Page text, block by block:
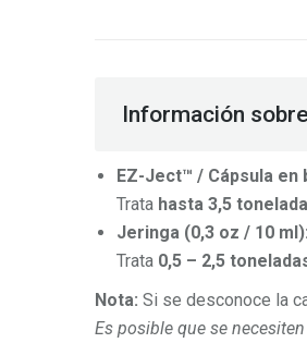
Información
EZ-Ject™ / Cápsula en
Trata hasta 3,5
Jeringa (0,3 oz / 10 ml):
Trata 0,5 – 2,5
Nota: Si se desconoce la
Es posible que se